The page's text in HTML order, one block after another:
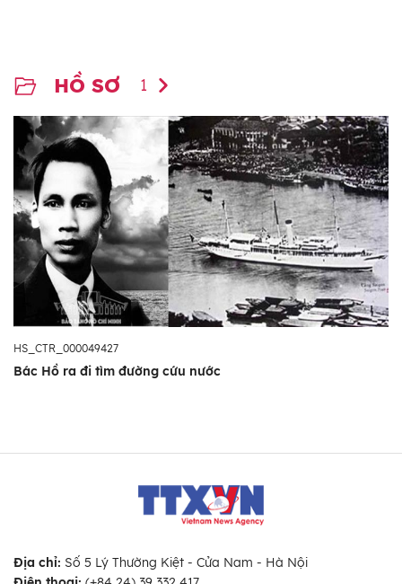
HỒ SƠ 1
HS_CTR_000049427
Bác Hồ ra đi tìm đường cứu nước
Địa chỉ: Số 5 Lý Thường Kiệt - Cửa Nam - Hà Nội